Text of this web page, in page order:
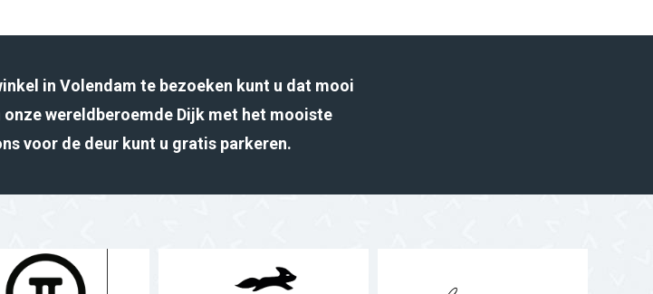
in Volendam te bezoeken kunt u dat mooi
wereldberoemde Dijk met het mooiste
voor de deur kunt u gratis parkeren.